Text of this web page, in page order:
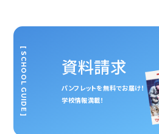
資料請求
パンフレットを無料でお届け！
学校情報満載！
[ SCHOOL GUIDE ]